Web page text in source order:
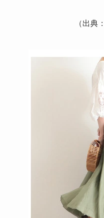
（出典：